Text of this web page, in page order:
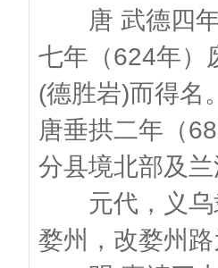
唐 武德四年
七年（624年）
(德胜岩)而得名
唐垂拱二年（
分县境北部及
元代，义乌
婺州，改婺州